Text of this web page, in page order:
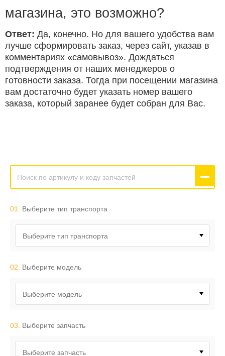
магазина, это возможно?
Ответ: Да, конечно. Но для вашего удобства вам
лучше сформировать заказ, через сайт, указав в
комментариях «самовывоз». Дождаться
подтверждения от наших менеджеров о
готовности заказа. Тогда при посещении магазина
вам достаточно будет указать номер вашего
заказа, который заранее будет собран для Вас.
01. Выберите тип транспорта
Выберите тип транспорта
02. Выберите модель
Выберите модель
03. Выберите запчасть
Выберите запчасть